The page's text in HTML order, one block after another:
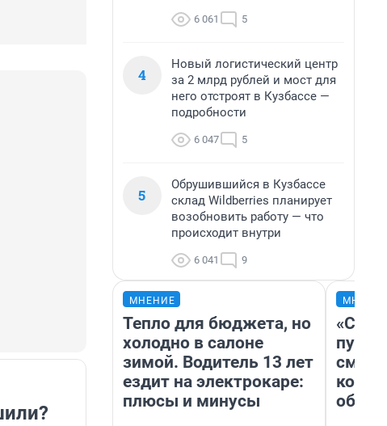
6 061 5
4
Новый логистический центр
за 2 млрд рублей и мост для
него отстроят в Кузбассе —
подробности
6 047 5
5
Обрушившийся в Кузбассе
склад Wildberries планирует
возобновить работу — что
происходит внутри
6 041 9
МНЕНИЕ
Тепло для бюджета, но
холодно в салоне
зимой. Водитель 13 лет
ездит на электрокаре:
плюсы и минусы